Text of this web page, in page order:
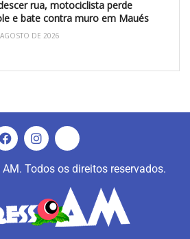
rua, motociclista perde
e bate contra muro em Maués
DE 2026
Todos os direitos reservados.